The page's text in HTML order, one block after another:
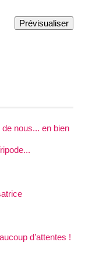
nous... en bien
d’attentes !